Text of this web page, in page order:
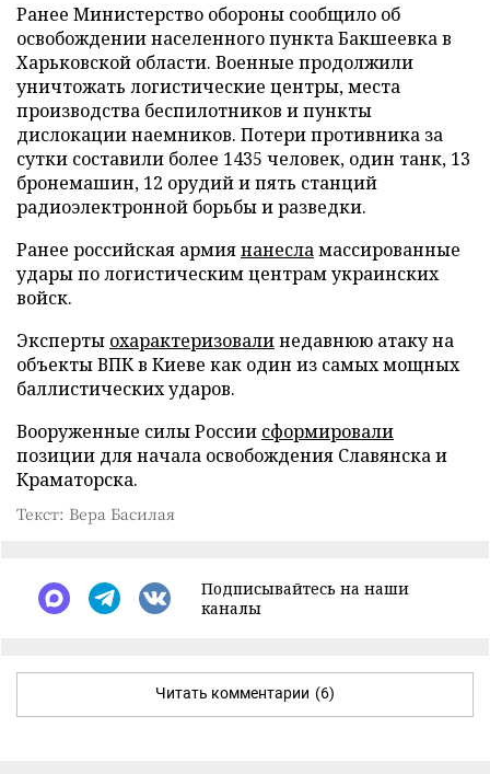
Ранее Министерство обороны сообщило об
освобождении населенного пункта Бакшеевка в
Харьковской области. Военные продолжили
уничтожать логистические центры, места
производства беспилотников и пункты
дислокации наемников. Потери противника за
сутки составили более 1435 человек, один танк, 13
бронемашин, 12 орудий и пять станций
радиоэлектронной борьбы и разведки.
Ранее российская армиянанесламассированные
удары по логистическим центрам украинских
войск.
Эксперты охарактеризовалинедавнюю атаку на
объекты ВПК в Киеве как один из самых мощных
баллистических ударов.
Вооруженные силы России сформировали
позиции для начала освобождения Славянска и
Краматорска.
Текст: Вера Басилая
Подписывайтесь на наши
каналы
Читать комментарии (6)